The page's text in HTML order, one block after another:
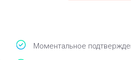
Моментальное